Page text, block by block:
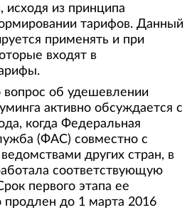
исходя из принципа
тарифов. Данный
применять и при
входят в
вопрос об удешевлении
активно обсуждается с
когда Федеральная
(ФАС) совместно с
других стран, в
соответствующую
первого этапа ее
продлен до 1 марта 2016